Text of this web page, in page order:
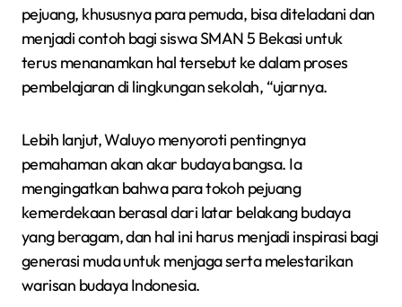
pejuang, khususnya para pemuda, bisa diteladani dan
menjadi contoh bagi siswa SMAN 5 Bekasi untuk
terus menanamkan hal tersebut ke dalam proses
pembelajaran di lingkungan sekolah, “ujarnya.
Lebih lanjut, Waluyo menyoroti pentingnya
pemahaman akan akar budaya bangsa. Ia
mengingatkan bahwa para tokoh pejuang
kemerdekaan berasal dari latar belakang budaya
yang beragam, dan hal ini harus menjadi inspirasi bagi
generasi muda untuk menjaga serta melestarikan
warisan budaya Indonesia.